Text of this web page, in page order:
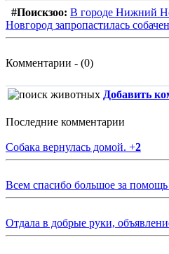
#Поискзоо: В городе Нижний
Новгород запропастилась
Комментарии - (0)
Добавить
Последние комментарии
Собака вернулась домой. +2
Всем спасибо большое за
Отдала в добрые руки,